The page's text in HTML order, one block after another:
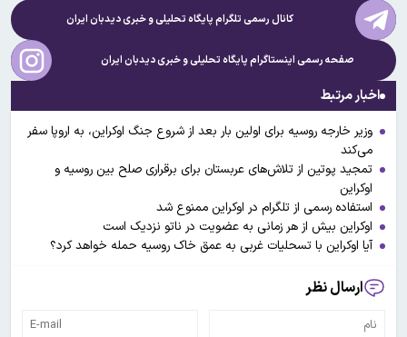
کانال رسمی تلگرام پایگاه تحلیلی و خبریدیدبان ایران
صفحه رسمی اینستاگرام پایگاه تحلیلی و خبریدیدبان ایران
اخبار مرتبط
وزیر خارجه روسیه برای اولین بار بعد از شروع جنگ اوکراین، به اروپا سفر
می‌کند
تمجید پوتین از تلاش‌های عربستان برای برقراری صلح بین روسیه و
اوکراین
استفاده رسمی از تلگرام در اوکراین ممنوع شد
اوکراین بیش از هر زمانی به عضویت در ناتو نزدیک است
آیا اوکراین با تسحلیات غربی به عمق خاک روسیه حمله خواهد کرد؟
ارسال نظر